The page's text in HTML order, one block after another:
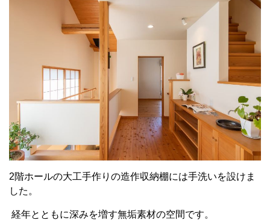
2階ホールの大工手作りの造作収納棚には手洗いを設けま
した。
経年とともに深みを増す無垢素材の空間です。